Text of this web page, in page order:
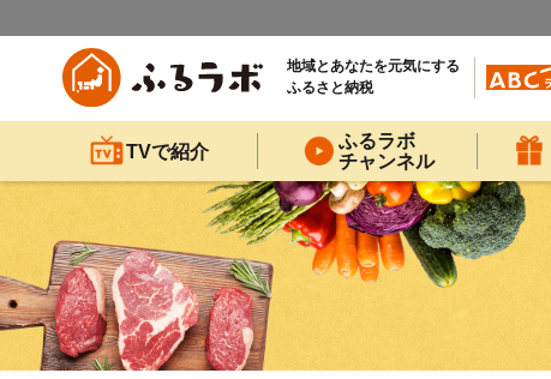
地域とあなたを元気にする
ふるさと納税
TVで紹介
ふるラボ
チャンネル